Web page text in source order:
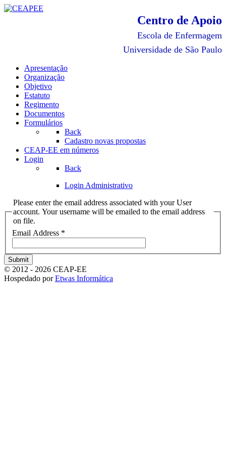
Centro de Apoio
Escola de Enfermagem
Universidade de São Paulo
Apresentação
Organização
Objetivo
Estatuto
Regimento
Documentos
Formulários
Back
Cadastro novas propostas
CEAP-EE em números
Login
Back
Login Administrativo
Please enter the email address associated with your User
account. Your username will be emailed to the email address
on file.
Email Address *
Submit
© 2012 - 2026 CEAP-EE
Hospedado porEtwas Informática